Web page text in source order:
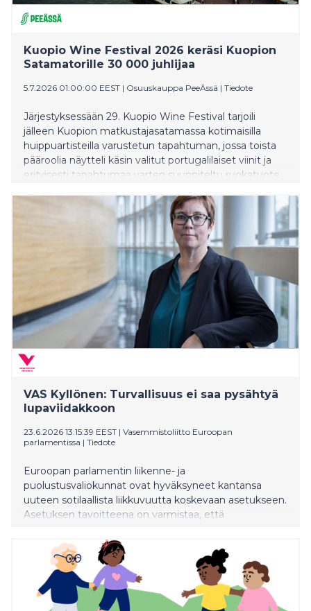
Kuopio Wine Festival 2026 keräsi Kuopion
Satamatorille 30 000 juhlijaa
5.7.2026 01:00:00 EEST | Osuuskauppa PeeÄssä | Tiedote
Järjestyksessään 29. Kuopio Wine Festival tarjoili
jälleen Kuopion matkustajasatamassa kotimaisilla
huippuartisteilla varustetun tapahtuman, jossa toista
pääroolia näytteli käsin valitut portugalilaiset viinit ja
erityisesti tapahtumaa varten suunniteltu ruokatuote.
VAS Kyllönen: Turvallisuus ei saa pysähtyä
lupaviidakkoon
23.6.2026 13:15:39 EEST | Vasemmistoliitto Euroopan
parlamentissa | Tiedote
Euroopan parlamentin liikenne- ja
puolustusvaliokunnat ovat hyväksyneet kantansa
uuteen sotilaallista liikkuvuutta koskevaan asetukseen.
Asetuksen tavoitteena on varmistaa, että
annettava tuki saadaan liikkumaan Euroopassa
nopeasti silloin, kun turvallisuustilanne sitä vaatii.